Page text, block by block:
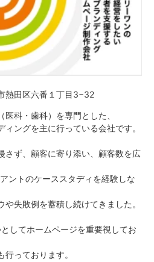
熱田区六番１丁目3−32
科・歯科）を専門とした、
ングを主に行っている会社です。
さず、顧客に寄り添い、顧客数を広
ントのケーススタディを経験しな
失敗例を蓄積し続けてきました。
してホームページを重要視してお
っております。